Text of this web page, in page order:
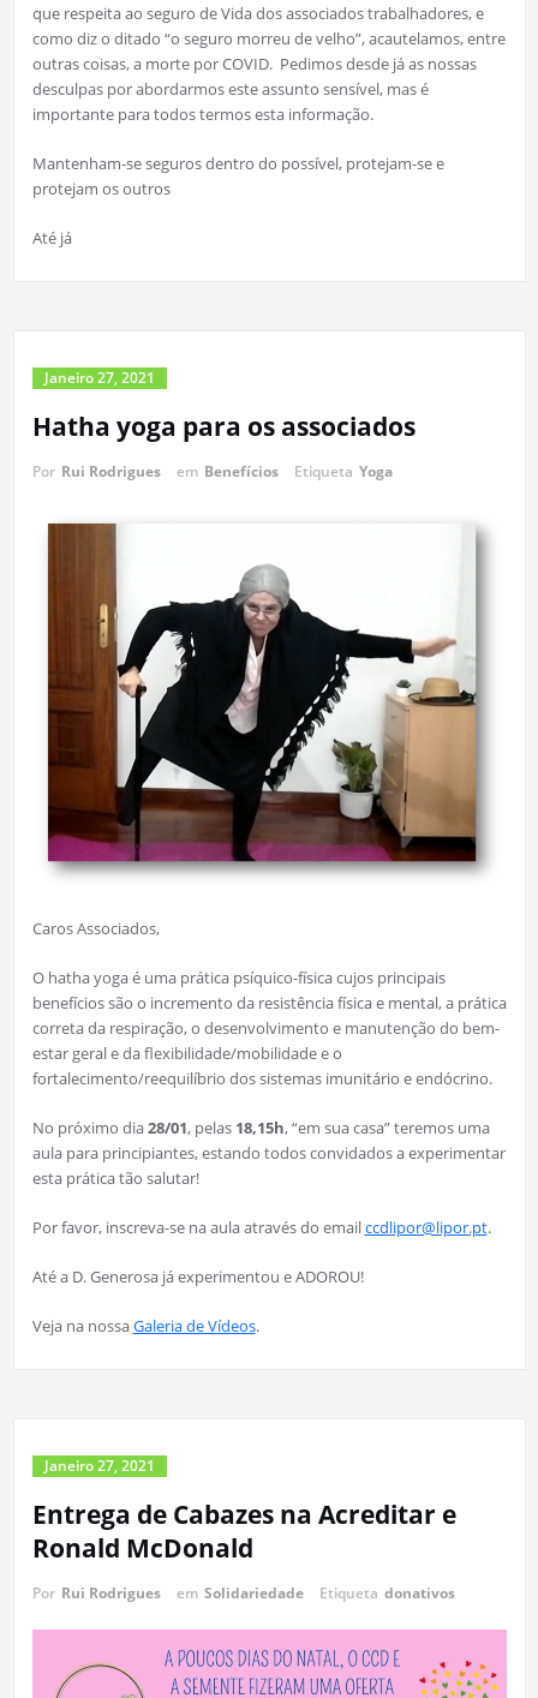
que respeita ao seguro de Vida dos associados trabalhadores, e
como diz o ditado “o seguro morreu de velho”, acautelamos, entre
outras coisas, a morte por COVID. Pedimos desde já as nossas
desculpas por abordarmos este assunto sensível, mas é
importante para todos termos esta informação.
Mantenham-se seguros dentro do possível, protejam-se e
protejam os outros
Até já
Janeiro 27, 2021
Hatha yoga para os associados
Por Rui Rodrigues em Benefícios Etiqueta Yoga
Caros Associados,
O hatha yoga é uma prática psíquico-física cujos principais
benefícios são o incremento da resistência física e mental, a prática
correta da respiração, o desenvolvimento e manutenção do bem-
estar geral e da flexibilidade/mobilidade e o
fortalecimento/reequilíbrio dos sistemas imunitário e endócrino.
No próximo dia28/01, pelas 18,15h, “em sua casa” teremos uma
aula para principiantes, estando todos convidados a experimentar
esta prática tão salutar!
Por favor, inscreva-se na aula através do emailccdlipor@lipor.pt.
Até a D. Generosa já experimentou e ADOROU!
Veja na nossaGaleria de Vídeos.
Janeiro 27, 2021
Entrega de Cabazes na Acreditar e
Ronald McDonald
Por Rui Rodrigues em Solidariedade Etiqueta donativos